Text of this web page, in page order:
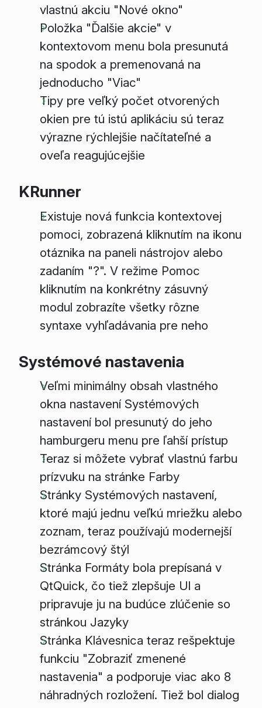
vlastnú akciu "Nové okno"
Položka "Ďalšie akcie" v
kontextovom menu bola presunutá
na spodok a premenovaná na
jednoducho "Viac"
Tipy pre veľký počet otvorených
okien pre tú istú aplikáciu sú teraz
výrazne rýchlejšie načítateľné a
oveľa reagujúcejšie
KRunner
Existuje nová funkcia kontextovej
pomoci, zobrazená kliknutím na ikonu
otáznika na paneli nástrojov alebo
zadaním "?". V režime Pomoc
kliknutím na konkrétny zásuvný
modul zobrazíte všetky rôzne
syntaxe vyhľadávania pre neho
Systémové nastavenia
Veľmi minimálny obsah vlastného
okna nastavení Systémových
nastavení bol presunutý do jeho
hamburgeru menu pre ľahší prístup
Teraz si môžete vybrať vlastnú farbu
prízvuku na stránke Farby
Stránky Systémových nastavení,
ktoré majú jednu veľkú mriežku alebo
zoznam, teraz používajú modernejší
bezrámcový štýl
Stránka Formáty bola prepísaná v
QtQuick, čo tiež zlepšuje UI a
pripravuje ju na budúce zlúčenie so
stránkou Jazyky
Stránka Klávesnica teraz rešpektuje
funkciu "Zobraziť zmenené
nastavenia" a podporuje viac ako 8
náhradných rozložení. Tiež bol dialog